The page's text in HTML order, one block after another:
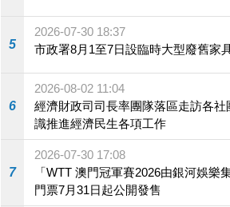
5
2026-07-30 18:37
市政署8月1至7日設臨時大型廢舊家
6
2026-08-02 11:04
經濟財政司司長率團隊落區走訪各社
識推進經濟民生各項工作
7
2026-07-30 17:08
「WTT 澳門冠軍賽2026由銀河娛樂
門票7月31日起公開發售